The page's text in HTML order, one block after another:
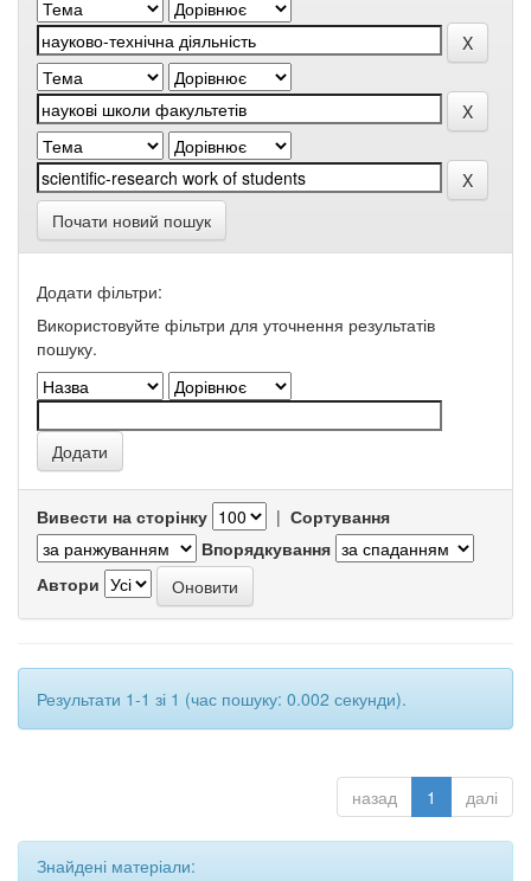
Почати новий пошук
Додати фільтри:
Використовуйте фільтри для уточнення результатів
пошуку.
Вивести на сторінку | Сортування
Впорядкування
Автори
Результати 1-1 зі 1 (час пошуку: 0.002 секунди).
назад 1 далі
Знайдені матеріали: